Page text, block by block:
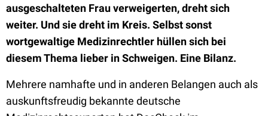
ausgeschalteten Frau verweigerten, dreht sich
weiter. Und sie dreht im Kreis. Selbst sonst
wortgewaltige Medizinrechtler hüllen sich bei
diesem Thema lieber in Schweigen. Eine Bilanz.
Mehrere namhafte und in anderen Belangen auch als
auskunftsfreudig bekannte deutsche